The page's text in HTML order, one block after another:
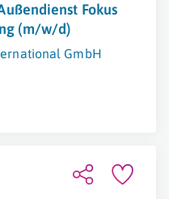
Fokus
(m/w/d)
GmbH